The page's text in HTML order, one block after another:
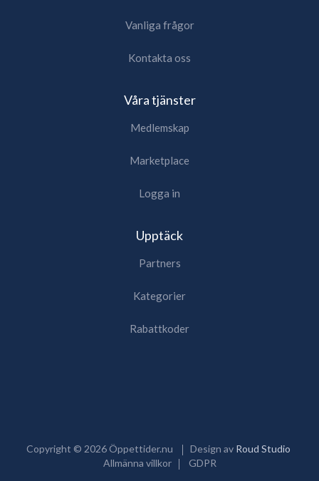
Vanliga frågor
Kontakta oss
Våra tjänster
Medlemskap
Marketplace
Logga in
Upptäck
Partners
Kategorier
Rabattkoder
Copyright © 2026Öppettider.nu Design av Roud Studio
Allmänna villkor
GDPR